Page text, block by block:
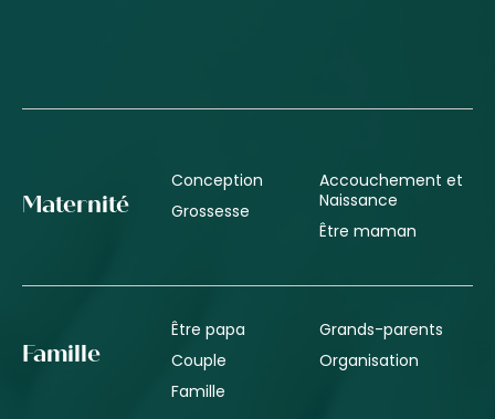
Maternité
Conception
Grossesse
Accouchement et
Naissance
Être maman
Famille
Être papa
Couple
Famille
Grands-parents
Organisation